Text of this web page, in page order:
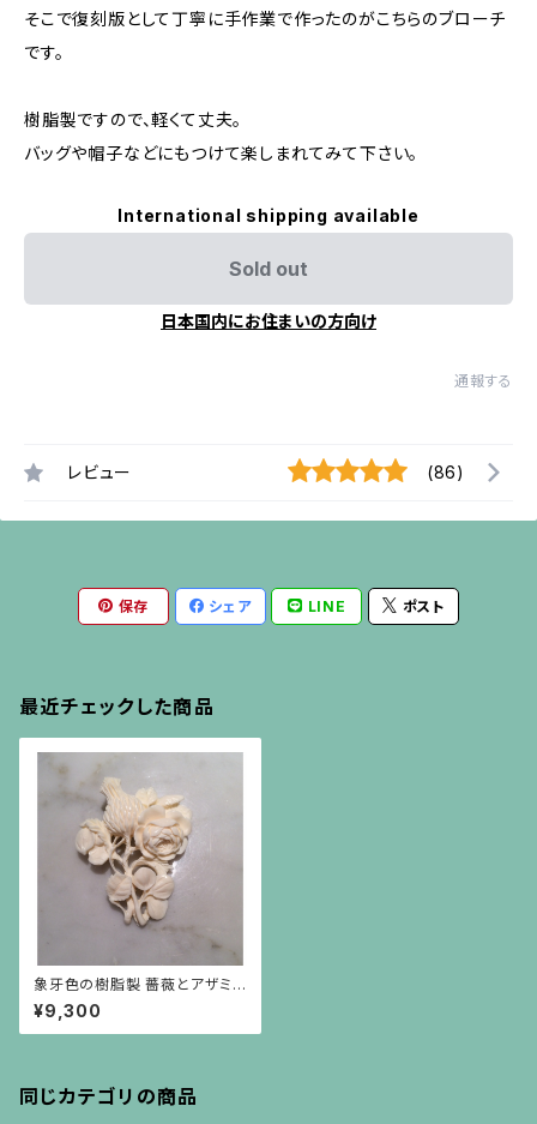
そこで復刻版として丁寧に手作業で作ったのがこちらのブローチ
です。
樹脂製ですので、軽くて丈夫。
バッグや帽子などにもつけて楽しまれてみて下さい。
International shipping available
Sold out
日本国内にお住まいの方向け
通報する
レビュー (86)
保存 シェア LINE ポスト
最近チェックした商品
象牙色の樹脂製 薔薇とアザミ
のブローチ
¥9,300
同じカテゴリの商品